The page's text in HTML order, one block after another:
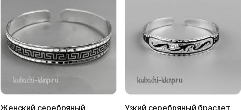
Женский серебряный
Узкий серебряный браслет